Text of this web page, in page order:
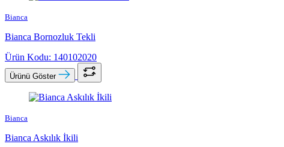
Bianca
Bianca Bornozluk Tekli
Ürün Kodu: 140102020
Ürünü Göster
Bianca
Bianca Askılık İkili